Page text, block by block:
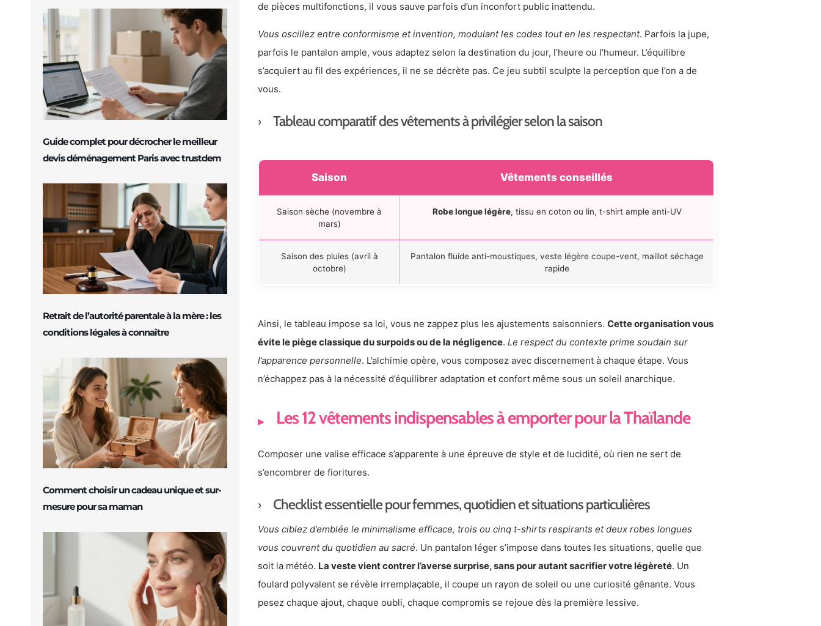
Guide complet pour décrocher le meilleur
devis déménagement Paris avec trustdem
Retrait de l’autorité parentale à la mère : les
conditions légales à connaître
Comment choisir un cadeau unique et sur-
mesure pour sa maman
de pièces multifonctions, il vous sauve parfois d’un inconfort public inattendu.
Vous oscillez entre conformisme et invention, modulant les codes tout en les respectant. Parfois la jupe,
parfois le pantalon ample, vous adaptez selon la destination du jour, l’heure ou l’humeur. L’équilibre
s’acquiert au fil des expériences, il ne se décrète pas. Ce jeu subtil sculpte la perception que l’on a de
vous.
Tableau comparatif des vêtements à privilégier selon la saison
Saison Vêtements conseillés
Saison sèche (novembre à
mars)
Robe longue légère, tissu en coton ou lin, t-shirt ample anti-UV
Saison des pluies (avril à
octobre)
Pantalon fluide anti-moustiques, veste légère coupe-vent, maillot séchage
rapide
Ainsi, le tableau impose sa loi, vous ne zappez plus les ajustements saisonniers. Cette organisation vous
évite le piège classique du surpoids ou de la négligence. Le respect du contexte prime soudain sur
l’apparence personnelle. L’alchimie opère, vous composez avec discernement à chaque étape. Vous
n’échappez pas à la nécessité d’équilibrer adaptation et confort même sous un soleil anarchique.
Les 12 vêtements indispensables à emporter pour la Thaïlande
Composer une valise efficace s’apparente à une épreuve de style et de lucidité, où rien ne sert de
s’encombrer de fioritures.
Checklist essentielle pour femmes, quotidien et situations particulières
Vous ciblez d’emblée le minimalisme efficace, trois ou cinq t-shirts respirants et deux robes longues
vous couvrent du quotidien au sacré. Un pantalon léger s’impose dans toutes les situations, quelle que
soit la météo. La veste vient contrer l’averse surprise, sans pour autant sacrifier votre légèreté. Un
foulard polyvalent se révèle irremplaçable, il coupe un rayon de soleil ou une curiosité gênante. Vous
pesez chaque ajout, chaque oubli, chaque compromis se rejoue dès la première lessive.